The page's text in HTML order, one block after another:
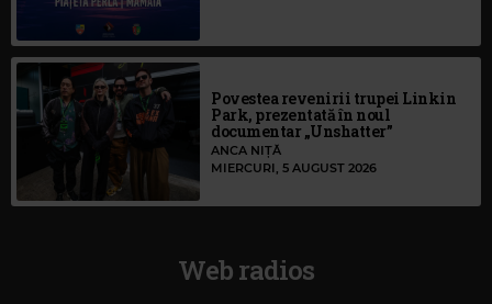
Povestea revenirii trupei Linkin
Park, prezentată în noul
documentar „Unshatter”
ANCA NIȚĂ
MIERCURI, 5 AUGUST 2026
Web radios